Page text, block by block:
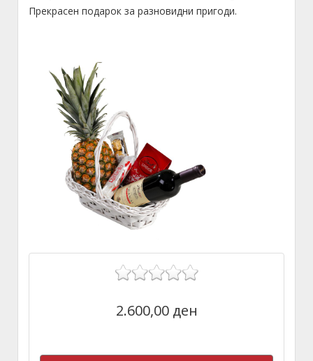
Прекрасен подарок за разновидни пригоди.
2.600,00 ден